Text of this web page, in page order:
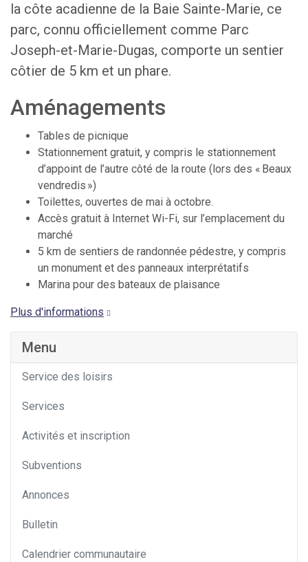
la côte acadienne de la Baie Sainte-Marie, ce
parc, connu officiellement comme Parc
Joseph-et-Marie-Dugas, comporte un sentier
côtier de 5 km et un phare.
Aménagements
Tables de picnique
Stationnement gratuit, y compris le stationnement
d’appoint de l’autre côté de la route (lors des « Beaux
vendredis »)
Toilettes, ouvertes de mai à octobre.
Accès gratuit à Internet Wi-Fi, sur l’emplacement du
marché
5 km de sentiers de randonnée pédestre, y compris
un monument et des panneaux interprétatifs
Marina pour des bateaux de plaisance
Plus d'informations
Menu
Service des loisirs
Services
Activités et inscription
Subventions
Annonces
Bulletin
Calendrier communautaire